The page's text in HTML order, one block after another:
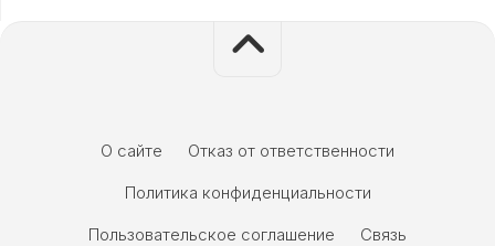
О сайте
Отказ от ответственности
Политика конфиденциальности
Пользовательское соглашение
Связь